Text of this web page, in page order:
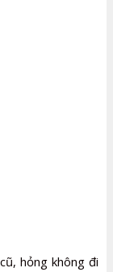
hỏng không đi